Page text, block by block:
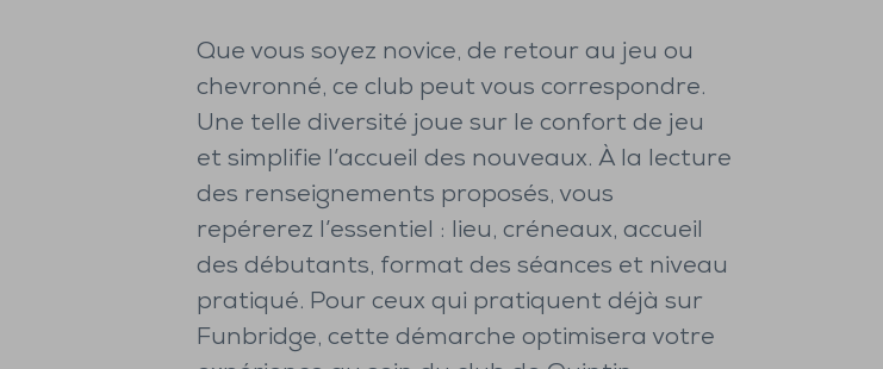
Que vous soyez novice, de retour au jeu ou
chevronné, ce club peut vous correspondre.
Une telle diversité joue sur le confort de jeu
et simplifie l’accueil des nouveaux. À la lecture
des renseignements proposés, vous
repérerez l’essentiel : lieu, créneaux, accueil
des débutants, format des séances et niveau
pratiqué. Pour ceux qui pratiquent déjà sur
Funbridge, cette démarche optimisera votre